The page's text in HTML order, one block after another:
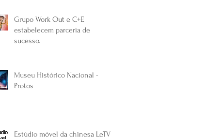
Grupo Work Out e C+E
estabelecem parceria de
sucesso.
Museu Histórico Nacional -
Protos
Estúdio móvel da chinesa LeTV